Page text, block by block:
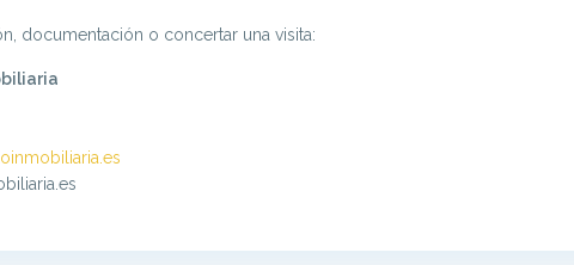
documentación o concertar una visita: